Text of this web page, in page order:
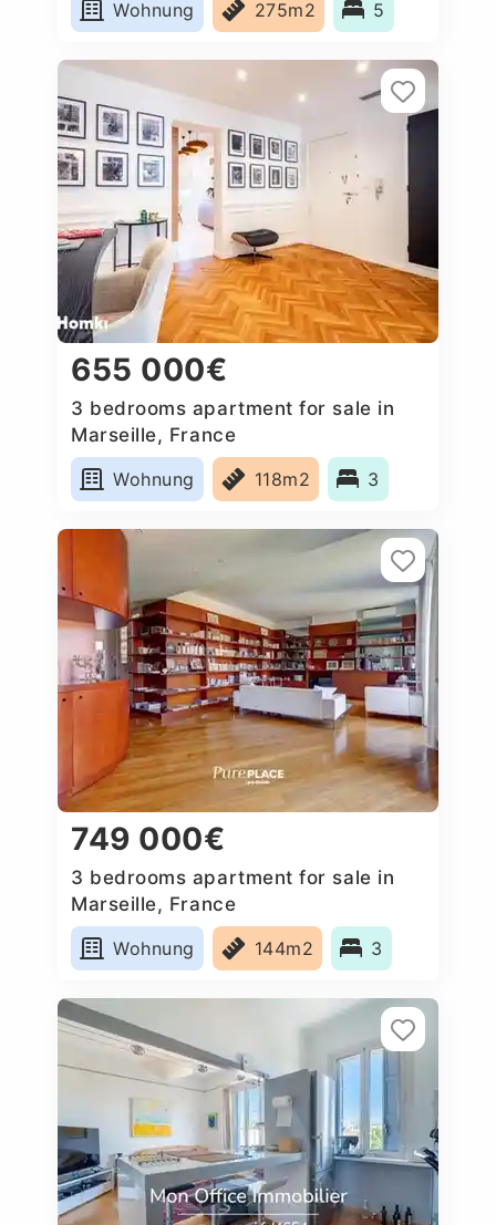
Wohnung 275m2 5
655 000€
3 bedrooms apartment for sale in
Marseille, France
Wohnung
118m2 3
749 000€
3 bedrooms apartment for sale in
Marseille, France
Wohnung
144m2 3